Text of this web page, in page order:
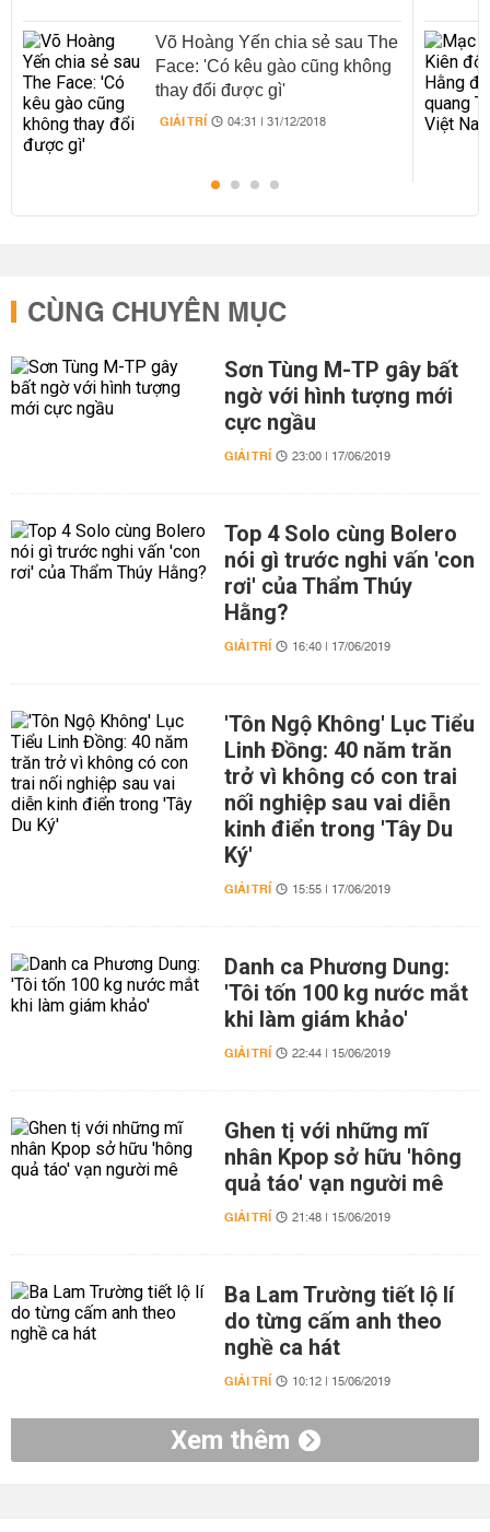
Võ Hoàng Yến chia sẻ sau The
Face: 'Có kêu gào cũng không
thay đổi được gì'
GIẢI TRÍ 04:31 | 31/12/2018
CÙNG CHUYÊN MỤC
Sơn Tùng M-TP gây bất
ngờ với hình tượng mới
cực ngầu
GIẢI TRÍ 23:00 | 17/06/2019
Top 4 Solo cùng Bolero
nói gì trước nghi vấn 'con
rơi' của Thẩm Thúy
Hằng?
GIẢI TRÍ 16:40 | 17/06/2019
'Tôn Ngộ Không' Lục Tiểu
Linh Đồng: 40 năm trăn
trở vì không có con trai
nối nghiệp sau vai diễn
kinh điển trong 'Tây Du
Ký'
GIẢI TRÍ 15:55 | 17/06/2019
Danh ca Phương Dung:
'Tôi tốn 100 kg nước mắt
khi làm giám khảo'
GIẢI TRÍ 22:44 | 15/06/2019
Ghen tị với những mĩ
nhân Kpop sở hữu 'hông
quả táo' vạn người mê
GIẢI TRÍ 21:48 | 15/06/2019
Ba Lam Trường tiết lộ lí
do từng cấm anh theo
nghề ca hát
GIẢI TRÍ 10:12 | 15/06/2019
Xem thêm